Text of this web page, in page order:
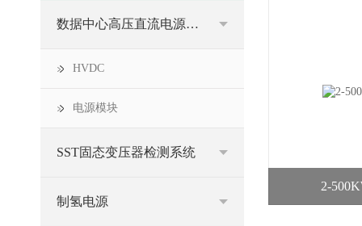
数据中心高压直流电源HVDC
HVDC
电源模块
SST固态变压器检测系统
制氢电源
2-